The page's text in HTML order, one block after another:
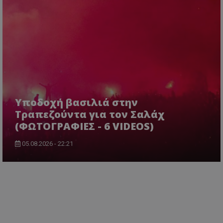
Υποδοχή βασιλιά στην
Τραπεζούντα για τον Σαλάχ
(ΦΩΤΟΓΡΑΦΙΕΣ - 6 VIDEOS)
05.08.2026 - 22:21